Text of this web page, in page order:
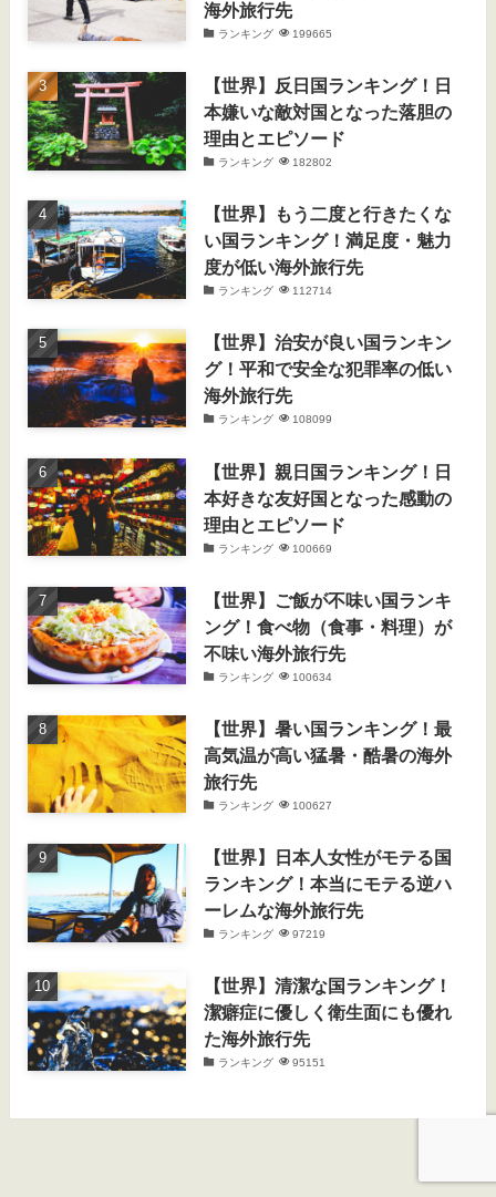
海外旅行先
ランキング 199665
【世界】反日国ランキング！日
本嫌いな敵対国となった落胆の
理由とエピソード
ランキング 182802
【世界】もう二度と行きたくな
い国ランキング！満足度・魅力
度が低い海外旅行先
ランキング 112714
【世界】治安が良い国ランキン
グ！平和で安全な犯罪率の低い
海外旅行先
ランキング 108099
【世界】親日国ランキング！日
本好きな友好国となった感動の
理由とエピソード
ランキング 100669
【世界】ご飯が不味い国ランキ
ング！食べ物（食事・料理）が
不味い海外旅行先
ランキング 100634
【世界】暑い国ランキング！最
高気温が高い猛暑・酷暑の海外
旅行先
ランキング 100627
【世界】日本人女性がモテる国
ランキング！本当にモテる逆ハ
ーレムな海外旅行先
ランキング 97219
【世界】清潔な国ランキング！
潔癖症に優しく衛生面にも優れ
た海外旅行先
ランキング 95151